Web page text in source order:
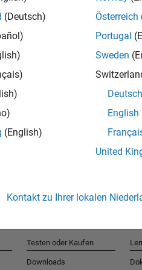
(Deutsch)
(English)
Österreich
Portugal
Sweden
Deutsch
English
United
Kontakt zu Ihrer lokalen
Testen oder Kaufen
Downloads